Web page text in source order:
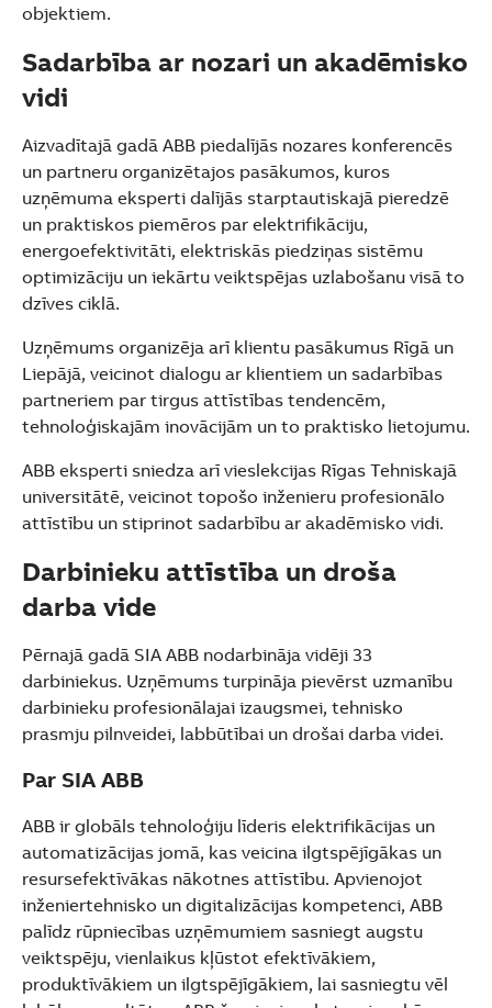
objektiem.
Sadarbība ar nozari un akadēmisko
vidi
Aizvadītajā gadā ABB piedalījās nozares konferencēs
un partneru organizētajos pasākumos, kuros
uzņēmuma eksperti dalījās starptautiskajā pieredzē
un praktiskos piemēros par elektrifikāciju,
energoefektivitāti, elektriskās piedziņas sistēmu
optimizāciju un iekārtu veiktspējas uzlabošanu visā to
dzīves ciklā.
Uzņēmums organizēja arī klientu pasākumus Rīgā un
Liepājā, veicinot dialogu ar klientiem un sadarbības
partneriem par tirgus attīstības tendencēm,
tehnoloģiskajām inovācijām un to praktisko lietojumu.
ABB eksperti sniedza arī vieslekcijas Rīgas Tehniskajā
universitātē, veicinot topošo inženieru profesionālo
attīstību un stiprinot sadarbību ar akadēmisko vidi.
Darbinieku attīstība un droša
darba vide
Pērnajā gadā SIA ABB nodarbināja vidēji 33
darbiniekus. Uzņēmums turpināja pievērst uzmanību
darbinieku profesionālajai izaugsmei, tehnisko
prasmju pilnveidei, labbūtībai un drošai darba videi.
Par SIA ABB
ABB ir globāls tehnoloģiju līderis elektrifikācijas un
automatizācijas jomā, kas veicina ilgtspējīgākas un
resursefektīvākas nākotnes attīstību. Apvienojot
inženiertehnisko un digitalizācijas kompetenci, ABB
palīdz rūpniecības uzņēmumiem sasniegt augstu
veiktspēju, vienlaikus kļūstot efektīvākiem,
produktīvākiem un ilgtspējīgākiem, lai sasniegtu vēl